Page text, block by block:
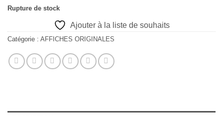
Rupture de stock
Ajouter à la liste de souhaits
Catégorie : AFFICHES ORIGINALES